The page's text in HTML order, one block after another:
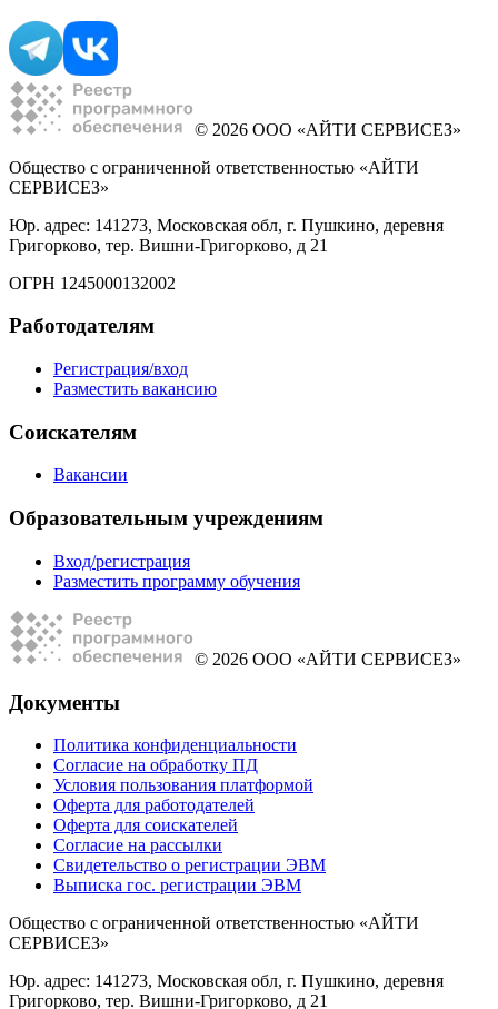
© 2026 ООО «АЙТИ СЕРВИСЕЗ»
Общество с ограниченной ответственностью «АЙТИ
СЕРВИСЕЗ»
Юр. адрес: 141273, Московская обл, г. Пушкино, деревня
Григорково, тер. Вишни-Григорково, д 21
ОГРН 1245000132002
Работодателям
Регистрация/вход
Разместить вакансию
Соискателям
Вакансии
Образовательным учреждениям
Вход/регистрация
Разместить программу обучения
© 2026 ООО «АЙТИ СЕРВИСЕЗ»
Документы
Политика конфиденциальности
Согласие на обработку ПД
Условия пользования платформой
Оферта для работодателей
Оферта для соискателей
Согласие на рассылки
Свидетельство о регистрации ЭВМ
Выписка гос. регистрации ЭВМ
Общество с ограниченной ответственностью «АЙТИ
СЕРВИСЕЗ»
Юр. адрес: 141273, Московская обл, г. Пушкино, деревня
Григорково, тер. Вишни-Григорково, д 21